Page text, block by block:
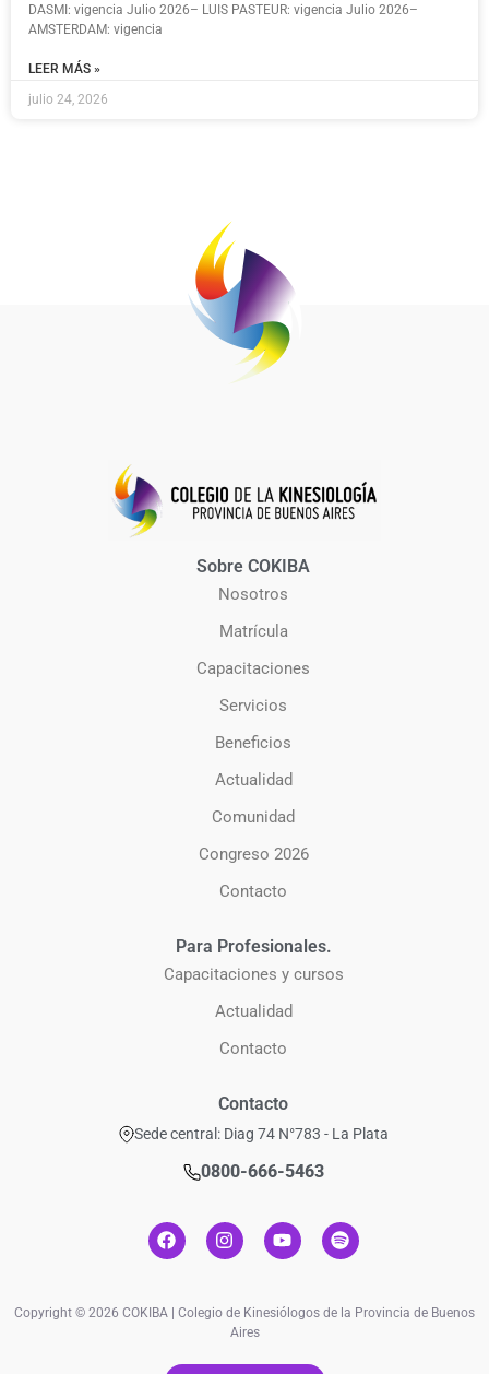
DASMI: vigencia Julio 2026– LUIS PASTEUR: vigencia Julio 2026–
AMSTERDAM: vigencia
LEER MÁS »
julio 24, 2026
Sobre COKIBA
Nosotros
Matrícula
Capacitaciones
Servicios
Beneficios
Actualidad
Comunidad
Congreso 2026
Contacto
Para Profesionales.
Capacitaciones y cursos
Actualidad
Contacto
Contacto
Sede central: Diag 74 N°783 - La Plata
0800-666-5463
Copyright © 2026 COKIBA | Colegio de Kinesiólogos de la Provincia de Buenos
Aires